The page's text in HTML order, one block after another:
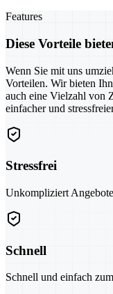
Features
Diese Vorteile
Wenn Sie mit uns
Vorteilen. Wir bieten
auch eine Vielzahl von
einfacher und
Stressfrei
Unkompliziert
Schnell
Schnell und einfach